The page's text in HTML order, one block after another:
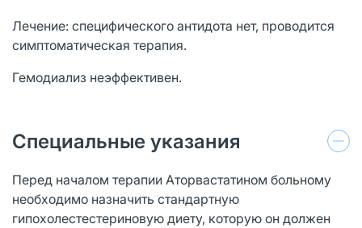
Лечение: специфического антидота нет, проводится
симптоматическая терапия.
Гемодиализ неэффективен.
Специальные указания
Перед началом терапии Аторвастатином больному
необходимо назначить стандартную
гипохолестестериновую диету, которую он должен